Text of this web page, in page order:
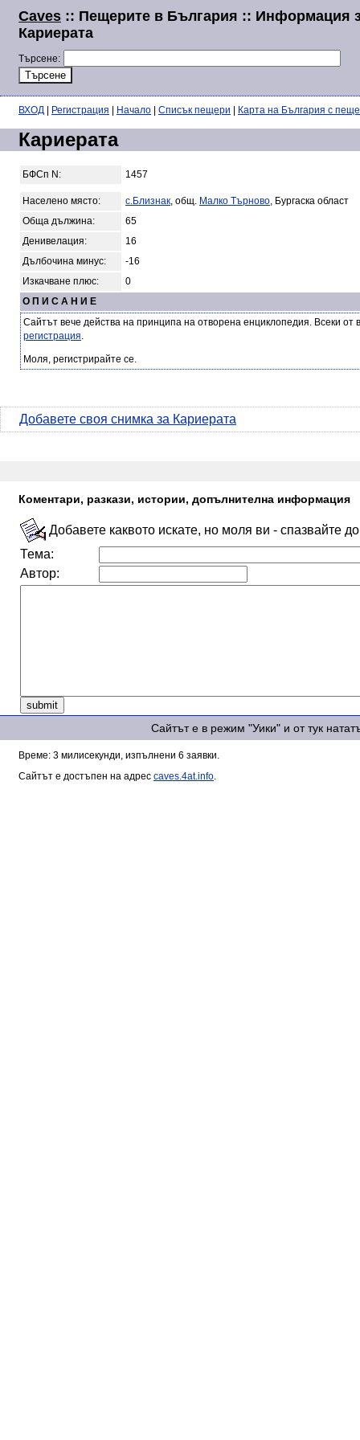
Caves :: Пещерите в България :: Информация
Кариерата
Търсене:
ВХОД Регистрация Начало Списък пещери Карта на България с
Кариерата
БФСп N: 1457
Населено място: с.Близнак, общ. Малко Търново, Бургаска област
Обща дължина:
65
Денивелация:
16
Дълбочина минус:
-16
Изкачване плюс:
0
О П И С А Н И Е
Сайтът вече действа на принципа на отворена енциклопедия. Всеки
регистрация.
Моля, регистрирайте се.
Добавете своя снимка за Кариерата
Коментари, разкази, истории, допълнителна информация
Добавете каквото искате, но моля ви - спазвайте
Тема:
Автор:
Сайтът е в режим "Уики" и от тук
Време: 3 милисекунди, изпълнени 6 заявки.
Сайтът е достъпен на адрес caves.4at.info.